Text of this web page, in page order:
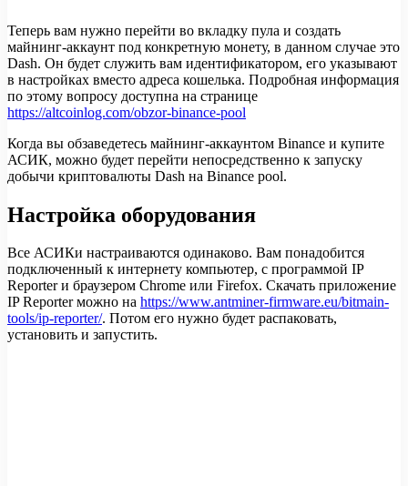
Теперь вам нужно перейти во вкладку пула и создать
майнинг-аккаунт под конкретную монету, в данном случае это
Dash. Он будет служить вам идентификатором, его указывают
в настройках вместо адреса кошелька. Подробная информация
по этому вопросу доступна на странице
https://altcoinlog.com/obzor-binance-pool
Когда вы обзаведетесь майнинг-аккаунтом Binance и купите
АСИК, можно будет перейти непосредственно к запуску
добычи криптовалюты Dash на Binance pool.
Настройка оборудования
Все АСИКи настраиваются одинаково. Вам понадобится
подключенный к интернету компьютер, с программой IP
Reporter и браузером Chrome или Firefox. Скачать приложение
IP Reporter можно на https://www.antminer-firmware.eu/bitmain-
tools/ip-reporter/. Потом его нужно будет распаковать,
установить и запустить.